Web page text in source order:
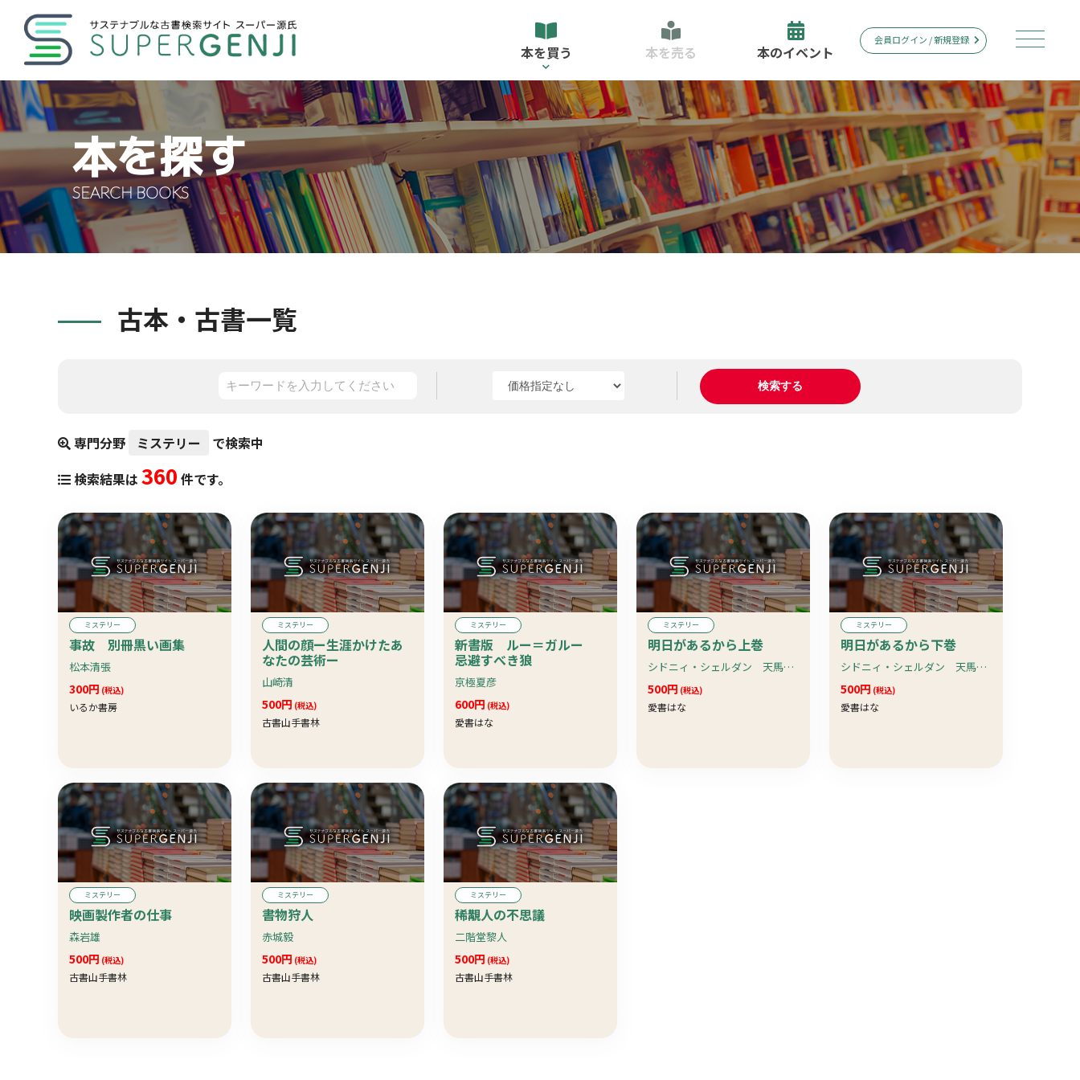
本を買う 本を売る 本のイベント
会員ログイン / 新規登録
本を探す
SEARCH BOOKS
古本・古書一覧
専門分野 ミステリー
で検索中
検索結果は 360 件です。
ミステリー
事故 別冊黒い画集
松本清張
300円 (税込)
いるか書房
ミステリー
人間の顔ー生涯かけたあ
なたの芸術ー
山崎清
500円 (税込)
古書山手書林
ミステリー
新書版 ルー＝ガルー
忌避すべき狼
京極夏彦
600円 (税込)
愛書はな
ミステリー
明日があるから上巻
シドニィ・シェルダン 天馬龍行 中山和郎訳
500円 (税込)
愛書はな
ミステリー
明日があるから下巻
シドニィ・シェルダン 天馬龍行 中山和郎訳
500円 (税込)
愛書はな
ミステリー
映画製作者の仕事
森岩雄
500円 (税込)
古書山手書林
ミステリー
書物狩人
赤城毅
500円 (税込)
古書山手書林
ミステリー
稀覯人の不思議
二階堂黎人
500円 (税込)
古書山手書林